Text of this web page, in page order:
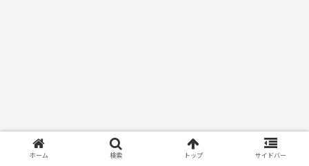
ホーム 検索 トップ サイドバー